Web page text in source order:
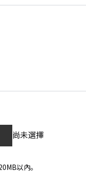
尚未選擇
以內。